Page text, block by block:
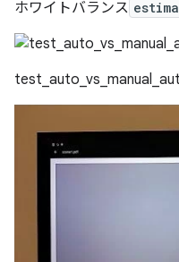
ホワイトバランス